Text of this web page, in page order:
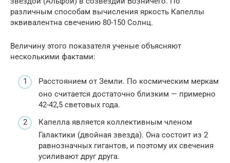
различным способам вычисления яркость Капеллы
эквивалентна свечению 80-150 Солнц.
Величину этого показателя ученые объясняют
несколькими фактами:
Расстоянием от Земли. По космическим меркам
оно считается достаточно близким — примерно
42-42,5 световых года.
Капелла является коллективным членом
Галактики (двойная звезда). Она состоит из 2
равнозначных гигантов, и поэтому их свечения
усиливают друг друга.